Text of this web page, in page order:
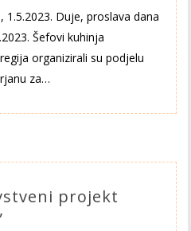
Duje, proslava dana
Šefovi kuhinja
organizirali su podjelu
za…
projekt